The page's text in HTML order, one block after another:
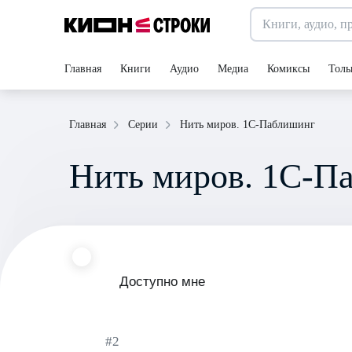
Главная Книги Аудио Медиа Комиксы
Главная Серии Нить миров. 1С-Паблишинг
Нить миров. 1С-
Доступно мне
#2